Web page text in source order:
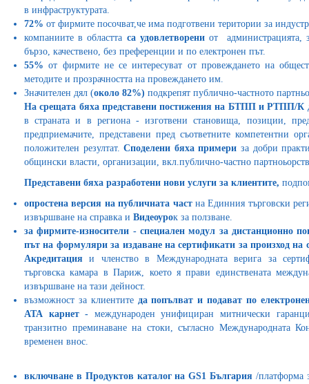
в инфраструктурата.
72% от фирмите посочват,че има подготвени територии за
компаниите в областта са удовлетворениот администрацията,
бързо, качествено, без преференции и по електронен път.
55% от фирмите не се интересуват от провеждането на
методите и прозрачността на провеждането им.
Значителен дял (около 82%) подкрепят публично-частното
На срещата бяха представени постижения на БТПП и РТПП/К
в страната и в региона - изготвени становища, позиции,
предприемачите, представени пред съответните компетентни
положителен резултат.Споделени бяха примери за добри
общински власти, организации, вкл.публично-частно
Представени бяха разработени нови услуги за клиентите,
опростена версия на публичната част на Единния търговски
извършване на справка и Видеоурок за ползване.
за фирмите-износители - специален модул за дистанционно
път на формуляри за издаване на сертификати за произход
Акредитация и членство в Международната верига за
търговска камара в Париж, което я прави единствената
извършване на тази дейност.
възможност за клиентите да попълват и подават по
АТА карнет - международен унифициран митнически
транзитно преминаване на стоки, съгласно Международната
временен внос.
включване в Продуктов каталогнаGS1 България /платформа